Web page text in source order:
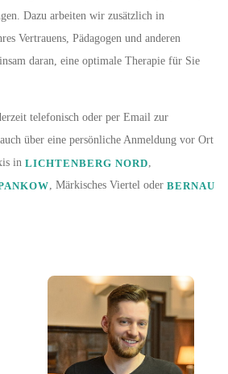
Dazu arbeiten wir zusätzlich in
Vertrauens, Pädagogen und anderen
daran, eine optimale Therapie für Sie
telefonisch oder per Email zur
über eine persönliche Anmeldung vor Ort
in LICHTENBERG NORD,
, Märkisches Viertel oder BERNAU